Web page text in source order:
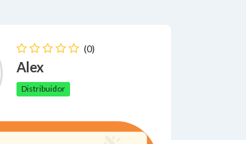
(0)
Alex
Distribuidor